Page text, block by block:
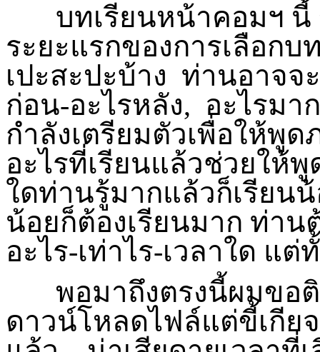
บทเรียนหน้าคอมฯ นี้
ระยะแรกของการเลือกบ
เปะสะปะบ้าง ท่านอาจจ
ก่อน-อะไรหลัง, อะไรมา
กำลังเตรียมตัวเพื่อให้พู
อะไรที่เรียนแล้วช่วยให้พู
ใดท่านรู้มากแล้วก็เรียน
น้อยก็ต้องเรียนมาก ท่าน
อะไร-เท่าไร-เวลาใด แ
พอมาถึงตรงนี้ผมขอ
ดาวน์โหลดไฟล์แต่ขี้เกีย